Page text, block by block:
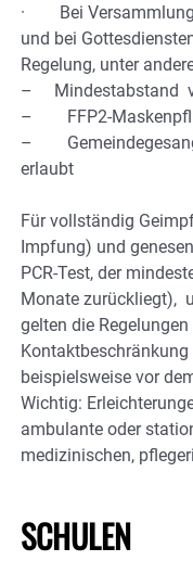
· Bei
und bei
Regelung, unter
– Mindestabstand
– FFP2-
– Gemeindegesang
erlaubt
Für vollständig
Impfung) und
PCR-Test, der
Monate zurückliegt),
gelten die
beispielsweise vor
Wichtig:
ambulante oder
medizinischen,
SCHULEN